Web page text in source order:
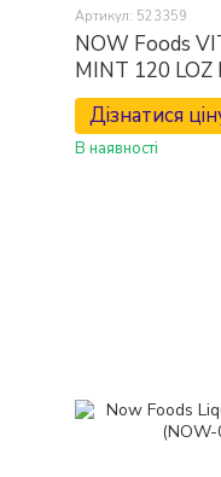
Артикул: 523359
NOW Foods
MINT 120 LOZ
смаком м'яти
Дізнатися
В наявності